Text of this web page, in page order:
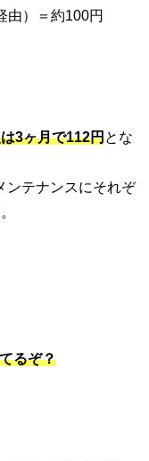
由）＝約100円
3ヶ月で112円とな
ンテナンスにそれぞ
るぞ？